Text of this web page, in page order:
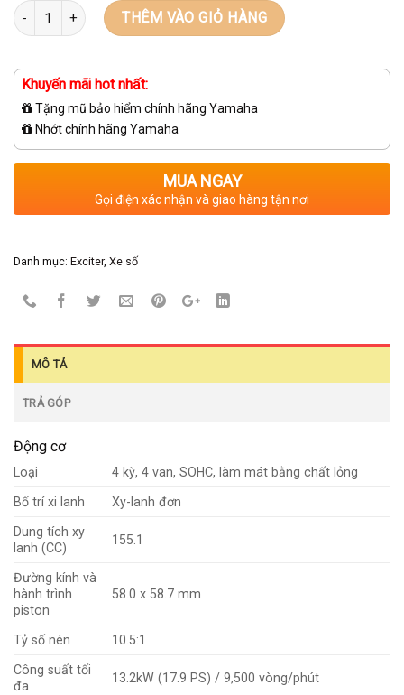
Số lượng THÊM VÀO GIỎ HÀNG
Khuyến mãi hot nhất:
Tặng mũ bảo hiểm chính hãng Yamaha
Nhớt chính hãng Yamaha
MUA NGAY
Gọi điện xác nhận và giao hàng tận nơi
Danh mục: Exciter, Xe số
MÔ TẢ
TRẢ GÓP
Động cơ
Loại 4 kỳ, 4 van, SOHC, làm mát bằng chất lỏng
Bố trí xi lanh Xy-lanh đơn
Dung tích xy
lanh (CC)
155.1
Đường kính và
hành trình
piston
58.0 x 58.7 mm
Tỷ số nén 10.5:1
Công suất tối
đa
13.2kW (17.9 PS) / 9,500 vòng/phút